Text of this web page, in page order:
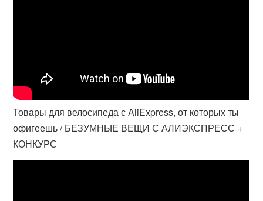
Товары для велосипеда с AliExpress, от которых ты
офигеешь / БЕЗУМНЫЕ ВЕЩИ С АЛИЭКСПРЕСС +
КОНКУРС